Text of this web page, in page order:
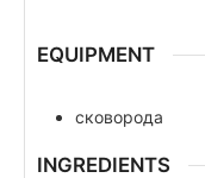
EQUIPMENT
сковорода
INGREDIENTS